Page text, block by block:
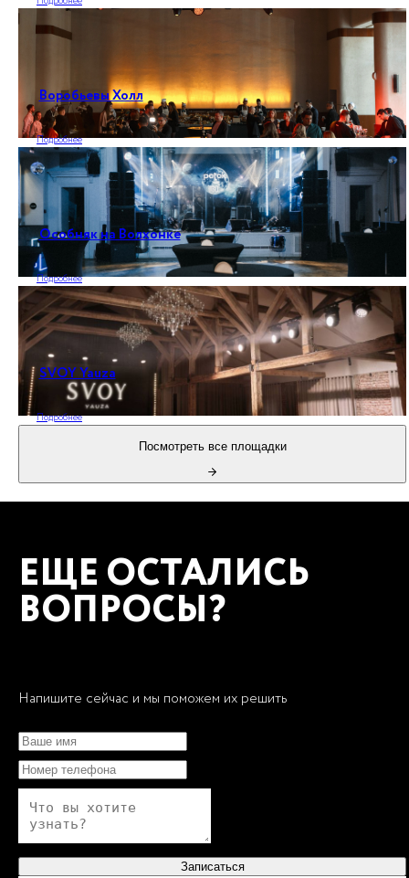
Воробьевы Холл
Подробнее
Особняк на Волхонке
Подробнее
SVOY Yauza
Подробнее
Посмотреть все площадки
ЕЩЕ ОСТАЛИСЬ
ВОПРОСЫ?
Напишите сейчас и мы поможем их решить
Записаться